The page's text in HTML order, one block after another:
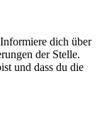
dich über
der Stelle.
und dass du die